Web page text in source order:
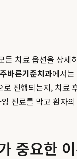
치료 옵션을 상
바른기준치과에서
진행되는지, 치
진료를 막고 환자
중요한